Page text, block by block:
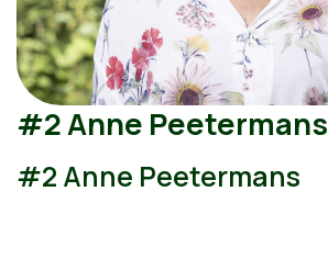
#2 Anne Peetermans
#2 Anne Peetermans